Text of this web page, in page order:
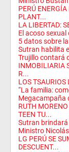
PERÚ ENERGÍA
PLANT...
LA LIBERTAD:
El acoso
5 datos sobre
Sutran habilita
Trujillo contará
INMOBILIARIA
R...
LOS
“La familia:
Megacampaña
RUTH
TEEN TU...
Sutran
Ministro
LG PERÚ SE
DESCUENT...